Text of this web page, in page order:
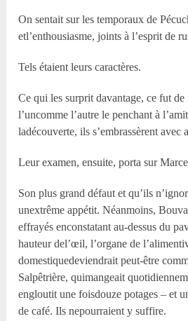
On sentait sur les temporaux de
etl’enthousiasme, joints à l’esprit de
Tels étaient leurs caractères.
Ce qui les surprit davantage, ce fut de
l’uncomme l’autre le penchant à
ladécouverte, ils s’embrassèrent avec
Leur examen, ensuite, porta sur
Son plus grand défaut et qu’ils
unextrême appétit. Néanmoins,
effrayés enconstatant au-dessus du
hauteur del’œil, l’organe de
domestiquedeviendrait peut-être
Salpêtrière, quimangeait
engloutit une foisdouze potages – et
de café. Ils nepourraient y suffire.